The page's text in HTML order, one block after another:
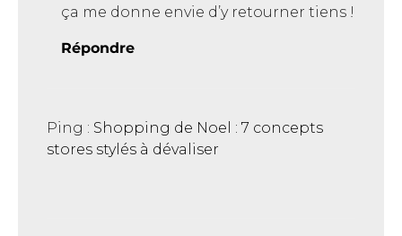
ça me donne envie d’y retourner tiens !
Répondre
Ping : Shopping de Noel : 7 concepts
stores stylés à dévaliser